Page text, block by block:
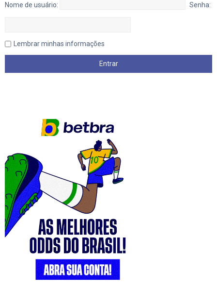
Nome de usuário: Senha:
Lembrar minhas informações